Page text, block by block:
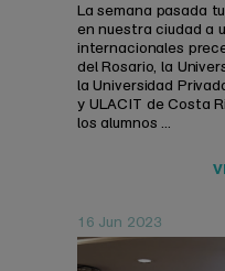
La semana pasada
en nuestra ciudad a
internacionales
del Rosario, la
la Universidad
y ULACIT de Costa
los alumnos ...
16 Jun 2023